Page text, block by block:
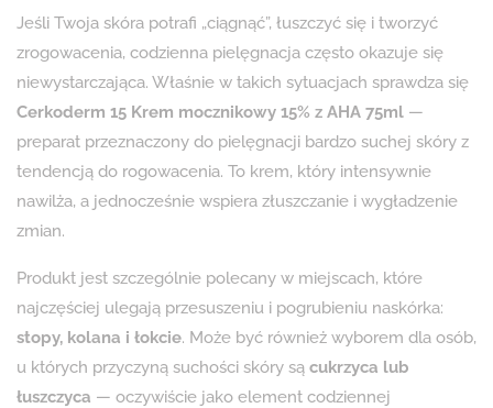
Jeśli Twoja skóra potrafi „ciągnąć”, łuszczyć się i tworzyć
zrogowacenia, codzienna pielęgnacja często okazuje się
niewystarczająca. Właśnie w takich sytuacjach sprawdza się
Cerkoderm 15 Krem mocznikowy 15% z AHA 75ml —
preparat przeznaczony do pielęgnacji bardzo suchej skóry z
tendencją do rogowacenia. To krem, który intensywnie
nawilża, a jednocześnie wspiera złuszczanie i wygładzenie
zmian.
Produkt jest szczególnie polecany w miejscach, które
najczęściej ulegają przesuszeniu i pogrubieniu naskórka:
stopy, kolana i łokcie. Może być również wyborem dla osób,
u których przyczyną suchości skóry są cukrzyca lub
łuszczyca — oczywiście jako element codziennej